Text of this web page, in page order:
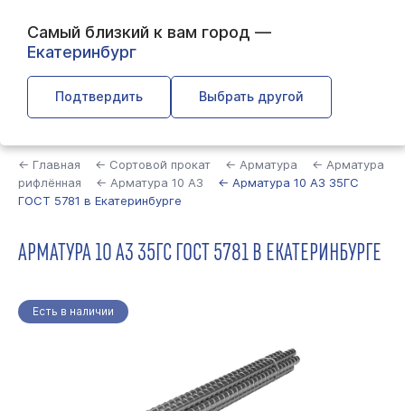
Самый близкий к вам город —
Екатеринбург
Подтвердить Выбрать другой
← Главная ← Сортовой прокат ← Арматура
← Арматура
рифлённая
← Арматура 10 А3
← Арматура 10 А3 35ГС
ГОСТ 5781 в Екатеринбурге
АРМАТУРА 10 А3 35ГС ГОСТ 5781 В ЕКАТЕРИНБУРГЕ
Есть в наличии